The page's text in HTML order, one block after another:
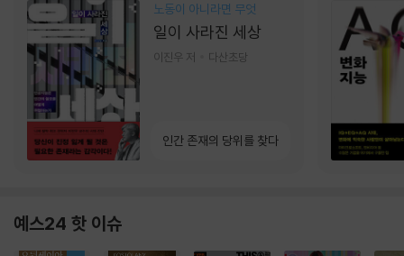
노동이 아니라면 무엇
일이 사라진 세상
이진우 저 다산초당
인간 존재의 당위를 찾다
예스24 핫 이슈